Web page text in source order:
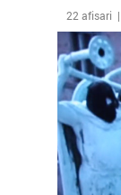
22 afisari